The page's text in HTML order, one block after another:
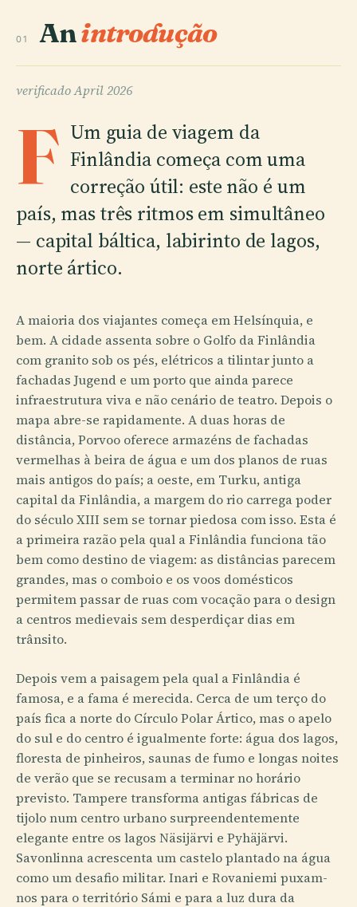
01 Anintrodução
verificadoApril 2026
F Um guia de viagem da
Finlândia começa com uma
correção útil: este não é um
país, mas três ritmos em simultâneo
— capital báltica, labirinto de lagos,
norte ártico.
A maioria dos viajantes começa em Helsínquia, e
bem. A cidade assenta sobre o Golfo da Finlândia
com granito sob os pés, elétricos a tilintar junto a
fachadas Jugend e um porto que ainda parece
infraestrutura viva e não cenário de teatro. Depois o
mapa abre-se rapidamente. A duas horas de
distância, Porvoo oferece armazéns de fachadas
vermelhas à beira de água e um dos planos de ruas
mais antigos do país; a oeste, em Turku, antiga
capital da Finlândia, a margem do rio carrega poder
do século XIII sem se tornar piedosa com isso. Esta é
a primeira razão pela qual a Finlândia funciona tão
bem como destino de viagem: as distâncias parecem
grandes, mas o comboio e os voos domésticos
permitem passar de ruas com vocação para o design
a centros medievais sem desperdiçar dias em
trânsito.
Depois vem a paisagem pela qual a Finlândia é
famosa, e a fama é merecida. Cerca de um terço do
país fica a norte do Círculo Polar Ártico, mas o apelo
do sul e do centro é igualmente forte: água dos lagos,
floresta de pinheiros, saunas de fumo e longas noites
de verão que se recusam a terminar no horário
previsto. Tampere transforma antigas fábricas de
tijolo num centro urbano surpreendentemente
elegante entre os lagos Näsijärvi e Pyhäjärvi.
Savonlinna acrescenta um castelo plantado na água
como um desafio militar. Inari e Rovaniemi puxam-
nos para o território Sámi e para a luz dura da